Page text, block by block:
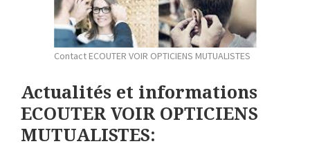
Contact ECOUTER VOIR OPTICIENS MUTUALISTES
Actualités et informations
ECOUTER VOIR OPTICIENS
MUTUALISTES: